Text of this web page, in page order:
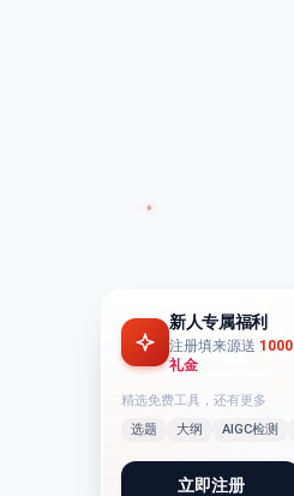
新人专属福利
注册填来源送 1000
礼金
精选免费工具，还有更多
选题
大纲 AIGC检测
立即注册